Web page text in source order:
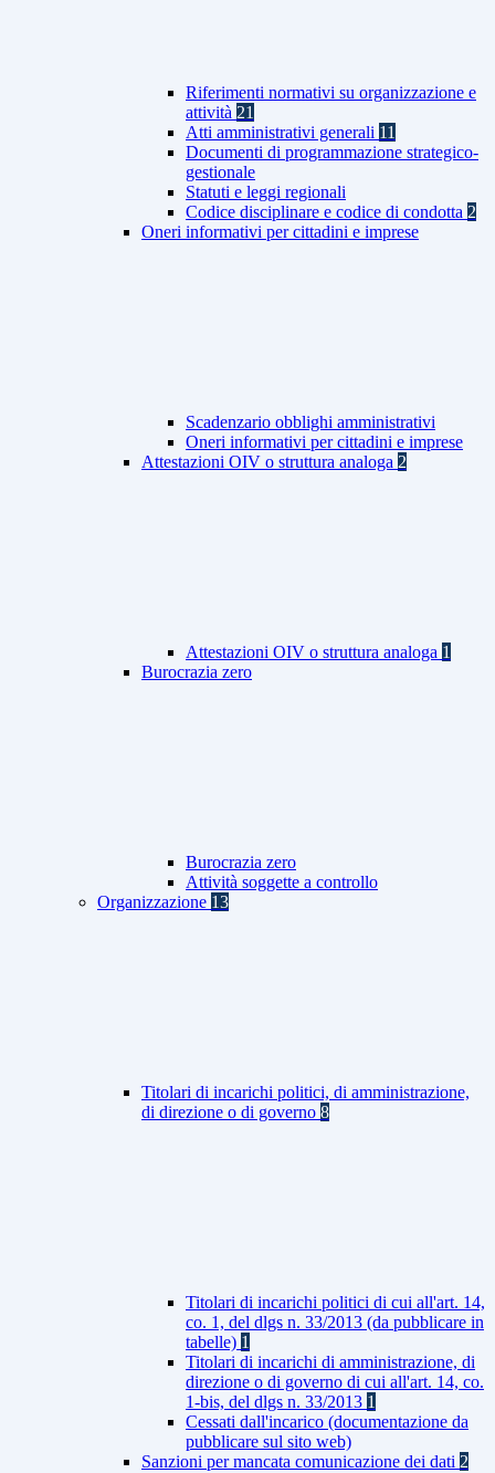
Riferimenti normativi su organizzazione e
attività 21
Atti amministrativi generali 11
Documenti di programmazione strategico-
gestionale
Statuti e leggi regionali
Codice disciplinare e codice di condotta 2
Oneri informativi per cittadini e imprese
Scadenzario obblighi amministrativi
Oneri informativi per cittadini e imprese
Attestazioni OIV o struttura analoga 2
Attestazioni OIV o struttura analoga 1
Burocrazia zero
Burocrazia zero
Attività soggette a controllo
Organizzazione 13
Titolari di incarichi politici, di amministrazione,
di direzione o di governo 8
Titolari di incarichi politici di cui all'art. 14,
co. 1, del dlgs n. 33/2013 (da pubblicare in
tabelle) 1
Titolari di incarichi di amministrazione, di
direzione o di governo di cui all'art. 14, co.
1-bis, del dlgs n. 33/2013 1
Cessati dall'incarico (documentazione da
pubblicare sul sito web)
Sanzioni per mancata comunicazione dei dati 2